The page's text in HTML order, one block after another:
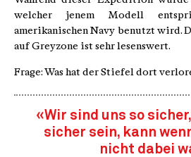
welcher jenem Modell
amerikanischen Navy benutzt wird.
auf Greyzone ist sehr lesenswert.
Frage: Was hat der Stiefel dort
«Wir sind uns so
sicher sein, kann
nicht dabei